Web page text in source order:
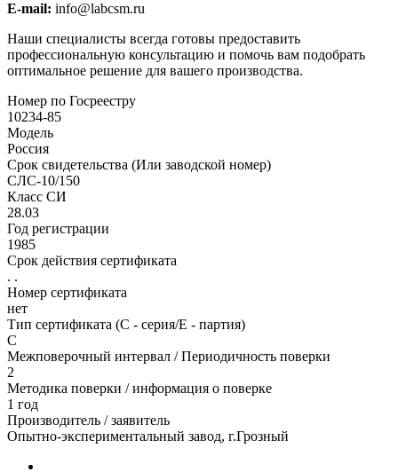
E-mail: info@labcsm.ru
Наши специалисты всегда готовы предоставить
профессиональную консультацию и помочь вам подобрать
оптимальное решение для вашего производства.
Номер по Госреестру
10234-85
Модель
Россия
Срок свидетельства (Или заводской номер)
СЛС-10/150
Класс СИ
28.03
Год регистрации
1985
Срок действия сертификата
. .
Номер сертификата
нет
Тип сертификата (C - серия/E - партия)
С
Межповерочный интервал / Периодичность поверки
2
Методика поверки / информация о поверке
1 год
Производитель / заявитель
Опытно-экспериментальный завод, г.Грозный